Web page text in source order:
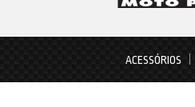
ACESSÓRIOS